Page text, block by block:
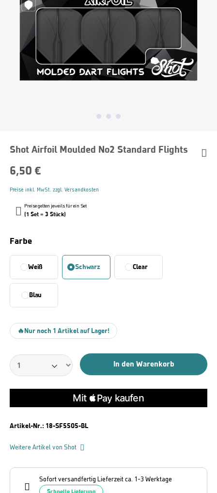
Shot Airfoil Moulded No2 Standard Flights
6,50 €
Preise inkl. MwSt. zzgl. Versandkosten
Preise gelten jeweils für ein Set
(1 Set = 3 Stück)
FarbeAuswählen
Weiß Schwarz Clear
Blau
🔥Nur noch 1 Artikel auf Lager!
In den Warenkorb
Artikel-Nr.: 18-SF5505-BL
Weitere Artikel von Shot
Sofort versandfertig Lieferzeit ca. 1-3 Werktage
Schnelle Lieferung